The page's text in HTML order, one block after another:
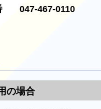
047-467-0110
の場合